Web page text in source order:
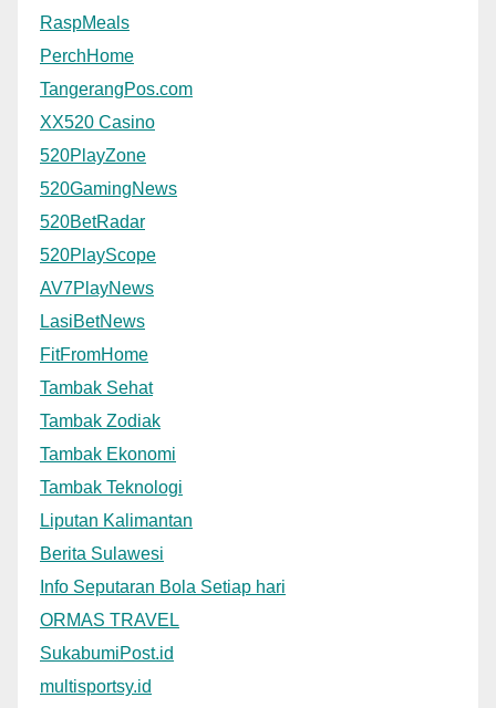
RaspMeals
PerchHome
TangerangPos.com
XX520 Casino
520PlayZone
520GamingNews
520BetRadar
520PlayScope
AV7PlayNews
LasiBetNews
FitFromHome
Tambak Sehat
Tambak Zodiak
Tambak Ekonomi
Tambak Teknologi
Liputan Kalimantan
Berita Sulawesi
Info Seputaran Bola Setiap hari
ORMAS TRAVEL
SukabumiPost.id
multisportsy.id